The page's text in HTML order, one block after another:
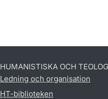
HUMANISTISKA OCH
Ledning och organisation
HT-biblioteken